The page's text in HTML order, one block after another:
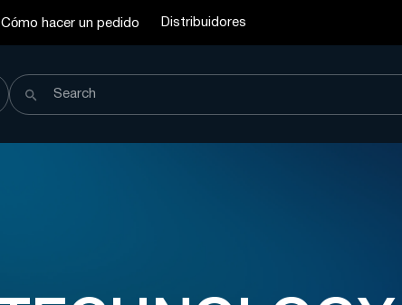
Cómo hacer un pedido Distribuidores